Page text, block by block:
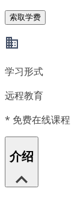
索取学费
学习形式
远程教育
* 免费在线课程
介绍